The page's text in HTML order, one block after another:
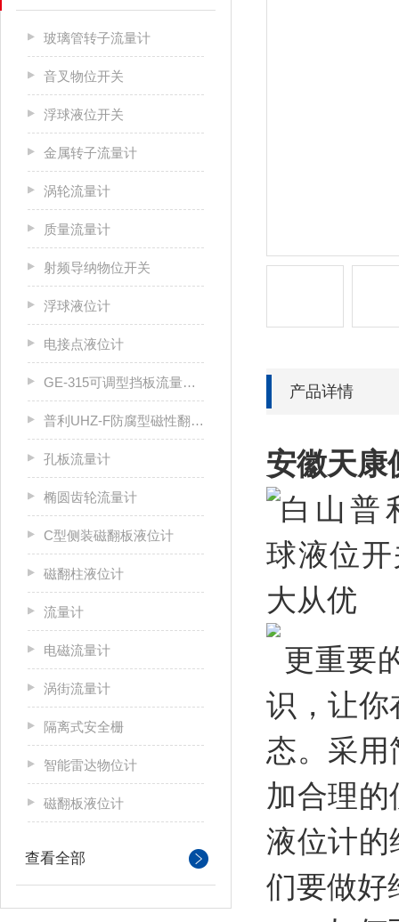
玻璃管转子流量计
音叉物位开关
浮球液位开关
金属转子流量计
涡轮流量计
质量流量计
射频导纳物位开关
浮球液位计
电接点液位计
GE-315可调型挡板流量开关
普利UHZ-F防腐型磁性翻板液位计
孔板流量计
椭圆齿轮流量计
C型侧装磁翻板液位计
磁翻柱液位计
流量计
电磁流量计
涡街流量计
隔离式安全栅
智能雷达物位计
磁翻板液位计
查看全部
产品详情
安徽天康
更重要
识，让你
态。采用
加合理
液位计的
们要做好